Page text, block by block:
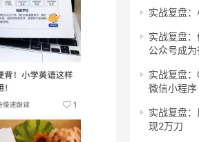
实战复盘
实战复盘
公众号成
实战复盘
微信小程序
实战复盘
现2万刀